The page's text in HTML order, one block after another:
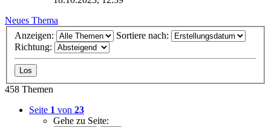
Neues Thema
Anzeigen:
Sortiere nach:
Richtung:
458 Themen
Seite 1 von 23
Gehe zu Seite: